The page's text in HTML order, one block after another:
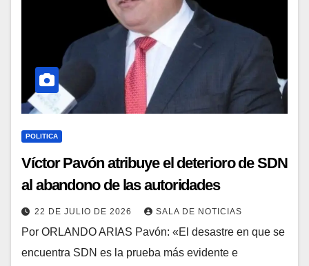
POLITICA
Víctor Pavón atribuye el deterioro de SDN
al abandono de las autoridades
22 DE JULIO DE 2026 SALA DE NOTICIAS
Por ORLANDO ARIAS Pavón: «El desastre en que se
encuentra SDN es la prueba más evidente e